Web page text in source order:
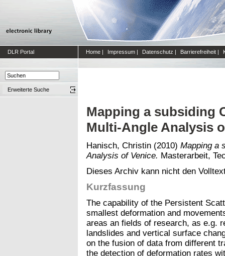
DLR Portal Home | Impressum | Datenschutz | Barrierefreiheit |
Erweiterte Suche
Mapping a subsiding
Multi-Angle Analysis
Hanisch, Christin (2010) Mapping a
Analysis of Venice. Masterarbeit,
Dieses Archiv kann nicht den
Kurzfassung
The capability of the Persistent
smallest deformation and
areas an fields of research, as e.g.
landslides and vertical surface
on the fusion of data from different
the detection of deformation rates